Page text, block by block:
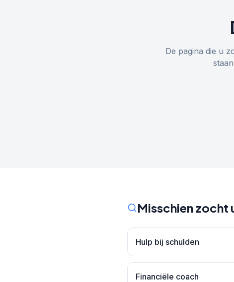
De pagina die u
Misschien zocht
Hulp bij schulden
Financiële coach